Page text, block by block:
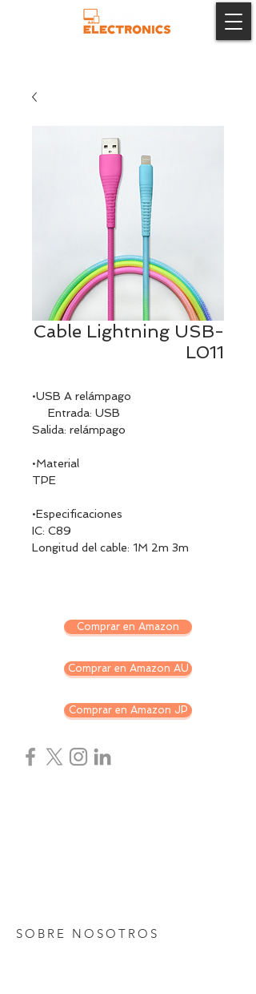
Cable Lightning USB-
L011
•USB A relámpago
Entrada: USB
Salida: relámpago
•Material
TPE
•Especificaciones
IC: C89
Longitud del cable: 1M 2m 3m
Comprar en Amazon
Comprar en Amazon AU
Comprar en Amazon JP
SOBRE NOSOTROS